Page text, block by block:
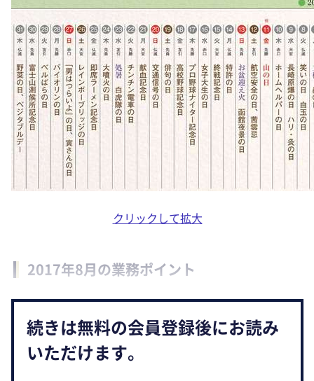
クリックして拡大
2017年8月の業務ポイント
続きは無料の会員登録後にお読み
いただけます。